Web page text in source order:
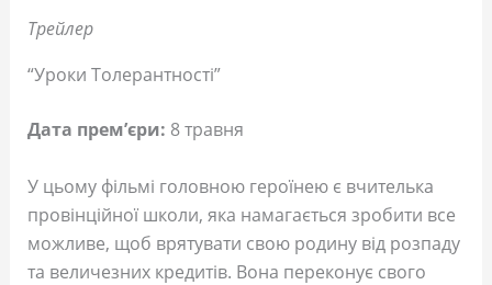
Трейлер
“Уроки Толерантності”
Дата прем’єри: 8 травня
У цьому фільмі головною героїнею є вчителька
провінційної школи, яка намагається зробити все
можливе, щоб врятувати свою родину від розпаду
та величезних кредитів. Вона переконує свого